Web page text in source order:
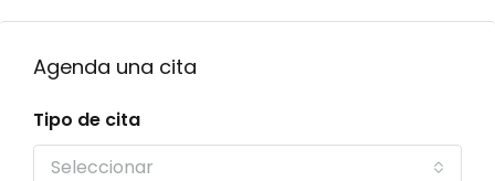
Agenda una cita
Tipo de cita
Seleccionar